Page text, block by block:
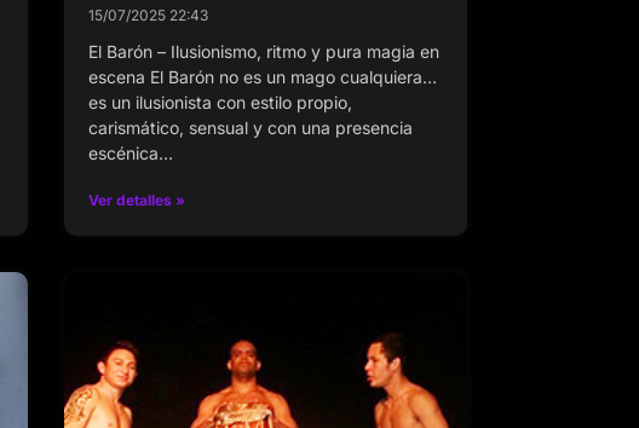
15/07/2025 22:43
El Barón – Ilusionismo, ritmo y pura magia en
escena El Barón no es un mago cualquiera…
es un ilusionista con estilo propio,
carismático, sensual y con una presencia
escénica…
Ver detalles »